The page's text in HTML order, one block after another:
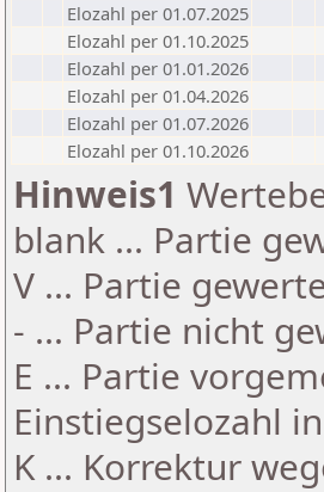
Elozahl per 01.07.2025
Elozahl per 01.10.2025
Elozahl per 01.01.2026
Elozahl per 01.04.2026
Elozahl per 01.07.2026
Elozahl per 01.10.2026
Hinweis1
blank ... Partie
V ... Partie
- ... Partie nicht
E ... Partie
Einstiegselozahl
K ... Korrektur